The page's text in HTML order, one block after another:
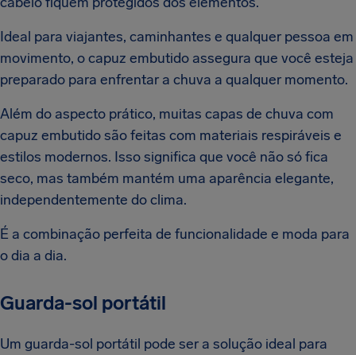
Ideal para viajantes, caminhantes e qualquer pessoa em
movimento, o capuz embutido assegura que você esteja
preparado para enfrentar a chuva a qualquer momento.
Além do aspecto prático, muitas capas de chuva com
capuz embutido são feitas com materiais respiráveis e
estilos modernos. Isso significa que você não só fica
seco, mas também mantém uma aparência elegante,
independentemente do clima.
É a combinação perfeita de funcionalidade e moda para
o dia a dia.
Guarda-sol portátil
Um guarda-sol portátil pode ser a solução ideal para